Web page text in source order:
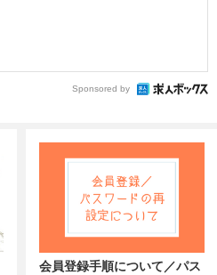
Sponsored by
会員登録手順について／パス